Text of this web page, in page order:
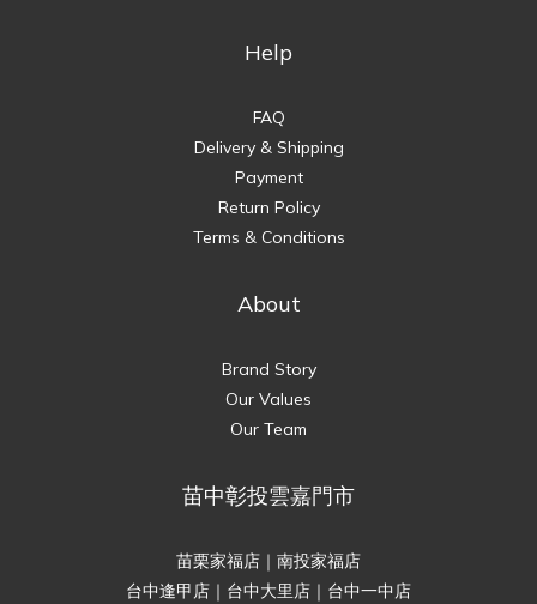
Help
FAQ
Delivery & Shipping
Payment
Return Policy
Terms & Conditions
About
Brand Story
Our Values
Our Team
苗中彰投雲嘉門市
苗栗家福店｜南投家福店
台中逢甲店｜台中大里店｜台中一中店